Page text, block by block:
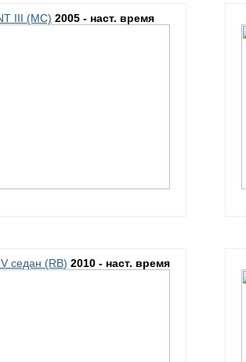
III (MC) 2005 - наст. время
седан (RB) 2010 - наст. время